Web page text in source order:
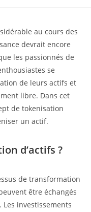
au cours des
devrait encore
les passionnés de
se
de leurs actifs et
libre. Dans cet
de tokenisation
un actif.
d’actifs ?
de transformation
être échangés
. Les investissements